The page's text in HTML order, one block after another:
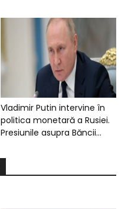
Vladimir Putin intervine în
politica monetară a Rusiei.
Presiunile asupra Băncii...